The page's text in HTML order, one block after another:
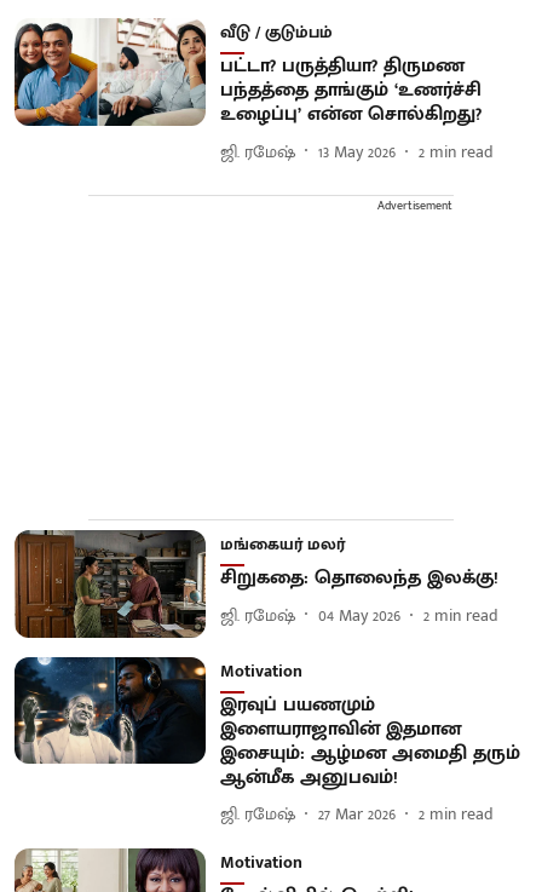
வீடு / குடும்பம்
பட்டா? பருத்தியா? திருமண
பந்தத்தை தாங்கும் ‘உணர்ச்சி
உழைப்பு’ என்ன சொல்கிறது?
ஜி. ரமேஷ் 13 May 2026 2 min read
Advertisement
மங்கையர் மலர்
சிறுகதை: தொலைந்த இலக்கு!
ஜி. ரமேஷ் 04 May 2026 2 min read
Motivation
இரவுப் பயணமும்
இளையராஜாவின் இதமான
இசையும்: ஆழ்மன அமைதி தரும்
ஆன்மீக அனுபவம்!
ஜி. ரமேஷ் 27 Mar 2026 2 min read
Motivation